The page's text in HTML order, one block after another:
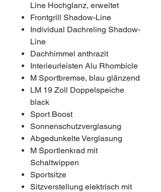
Line Hochglanz, erweitet
Frontgrill Shadow-Line
Individual Dachreling Shadow-
Line
Dachhimmel anthrazit
Interieurleisten Alu Rhombicle
M Sportbremse, blau glänzend
LM 19 Zoll Doppelspeiche
black
Sport Boost
Sonnenschutzverglasung
Abgedunkelte Verglasung
M Sportlenkrad mit
Schaltwippen
Sportsitze
Sitzverstellung elektrisch mit